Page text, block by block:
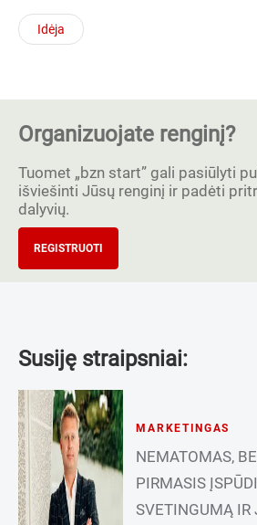
Idėja
Organizuojate renginį?
Tuomet „bzn start” gali pasiūlyti
išviešinti Jūsų renginį ir padėti
dalyvių.
REGISTRUOTI
Susiję straipsniai:
MARKETINGAS
NEMATOMAS,
PIRMASIS
SVETINGUMĄ IR